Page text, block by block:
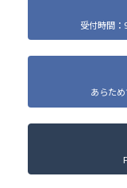
受付時間：
あらた